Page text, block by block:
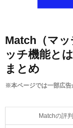
Match（マ
ッチ機能と
まとめ
※本ページでは一部広告
Matchの評判